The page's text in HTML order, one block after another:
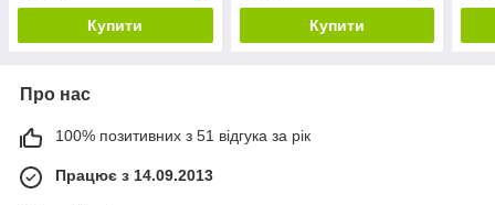
Купити Купити
Про нас
100% позитивних з 51 відгука за рік
Працює з 14.09.2013